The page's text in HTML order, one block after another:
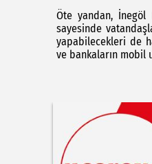
Öte yandan, İnegöl
sayesinde
yapabilecekleri de
ve bankaların mobil